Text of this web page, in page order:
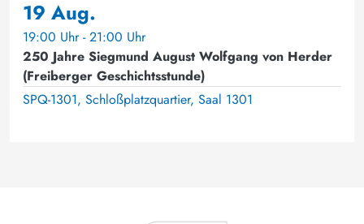
19 Aug.
19:00 Uhr - 21:00 Uhr
250 Jahre Siegmund August Wolfgang von Herder
(Freiberger Geschichtsstunde)
SPQ-1301, Schloßplatzquartier, Saal 1301